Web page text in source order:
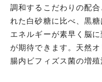
調和するこだわりの配
れた白砂糖に比べ、黒
エネルギーが素早く脳
が期待できます。天然
腸内ビフィズス菌の増殖